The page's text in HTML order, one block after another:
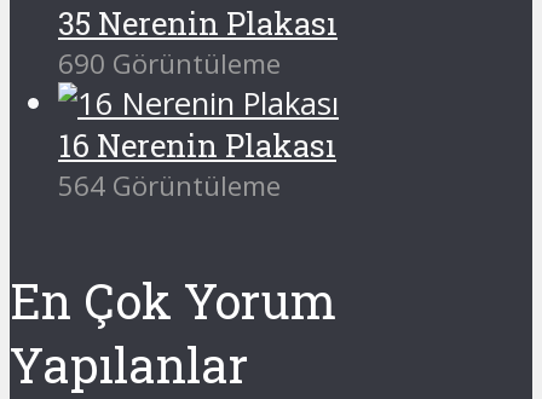
35 Nerenin Plakası
690 Görüntüleme
16 Nerenin Plakası
564 Görüntüleme
En Çok Yorum
Yapılanlar